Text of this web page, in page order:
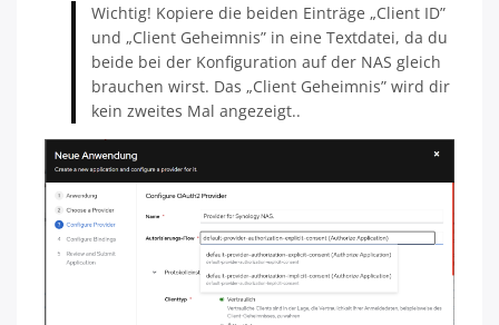
Wichtig! Kopiere die beiden Einträge „Client ID”
und „Client Geheimnis” in eine Textdatei, da du
beide bei der Konfiguration auf der NAS gleich
brauchen wirst. Das „Client Geheimnis” wird dir
kein zweites Mal angezeigt..